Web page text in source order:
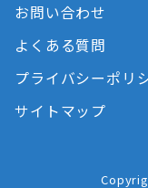
お問い合わせ
よくある質問
プライバシーポリ
サイトマップ